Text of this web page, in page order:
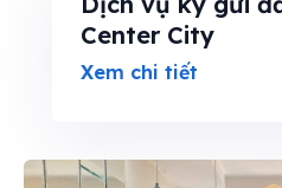
Center City
Xem chi tiết